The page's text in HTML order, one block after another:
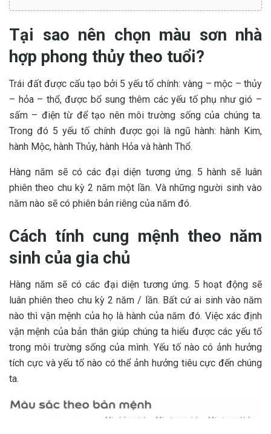
Tại sao nên chọn màu sơn nhà
hợp phong thủy theo tuổi?
Trái đất được cấu tạo bởi 5 yếu tố chính: vàng – mộc – thủy
– hỏa – thổ, được bổ sung thêm các yếu tố phụ như gió –
sấm – điện từ để tạo nên môi trường sống của chúng ta.
Trong đó 5 yếu tố chính được gọi là ngũ hành: hành Kim,
hành Mộc, hành Thủy, hành Hỏa và hành Thổ.
Hàng năm sẽ có các đại diện tương ứng. 5 hành sẽ luân
phiên theo chu kỳ 2 năm một lần. Và những người sinh vào
năm nào sẽ có phiên bản riêng của năm đó.
Cách tính cung mệnh theo năm
sinh của gia chủ
Hàng năm sẽ có các đại diện tương ứng. 5 hoạt động sẽ
luân phiên theo chu kỳ 2 năm / lần. Bất cứ ai sinh vào năm
nào thì vận mệnh của họ là hành của năm đó. Việc xác định
vận mệnh của bản thân giúp chúng ta hiểu được các yếu tố
trong môi trường sống của mình. Yếu tố nào có ảnh hưởng
tích cực và yếu tố nào có thể ảnh hưởng tiêu cực đến chúng
ta.